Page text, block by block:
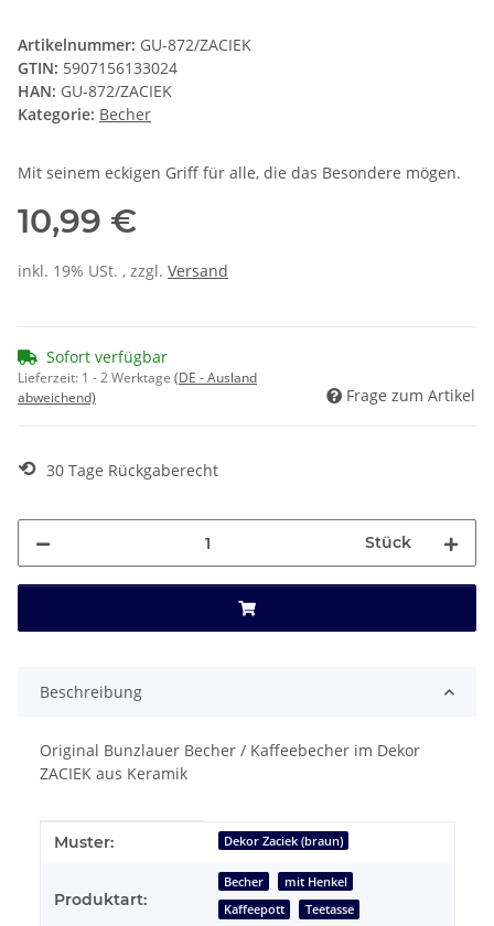
Artikelnummer: GU-872/ZACIEK
GTIN: 5907156133024
HAN: GU-872/ZACIEK
Kategorie: Becher
Mit seinem eckigen Griff für alle, die das Besondere mögen.
10,99 €
inkl. 19% USt. , zzgl. Versand
Sofort verfügbar
Lieferzeit: 1 - 2 Werktage (DE - Ausland
abweichend)
Frage zum Artikel
⟲ 30 Tage Rückgaberecht
Stück
Beschreibung
Original Bunzlauer Becher / Kaffeebecher im Dekor
ZACIEK aus Keramik
Produkteigenschaft
Wert
Muster: Dekor Zaciek (braun)
Produktart:
Becher
mit Henkel
Kaffeepott
Teetasse